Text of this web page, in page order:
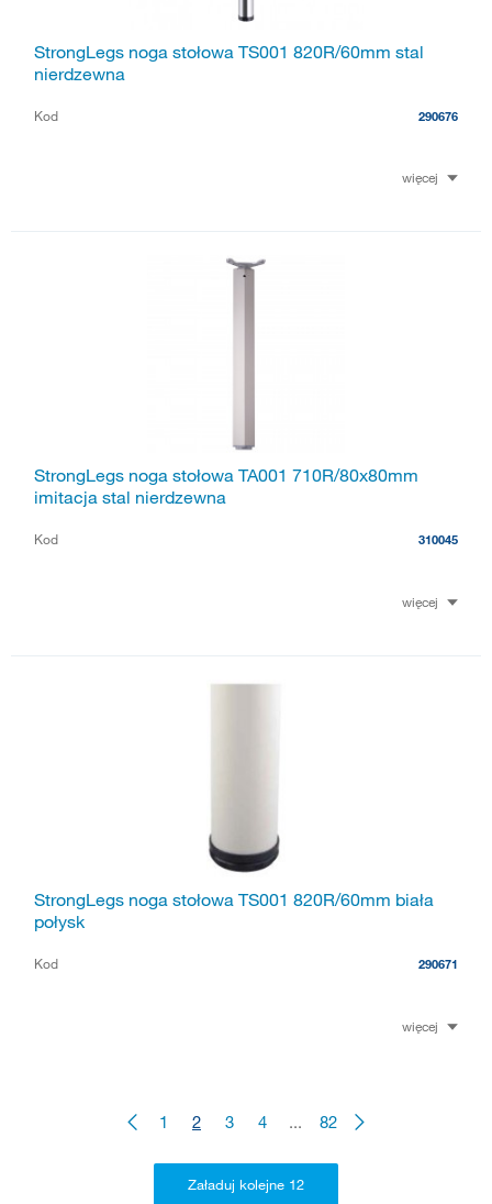
StrongLegs noga stołowa TS001 820R/60mm stal
nierdzewna
Kod 290676
więcej
StrongLegs noga stołowa TA001 710R/80x80mm
imitacja stal nierdzewna
Kod 310045
więcej
StrongLegs noga stołowa TS001 820R/60mm biała
połysk
Kod 290671
więcej
1 2 3 4 ... 82